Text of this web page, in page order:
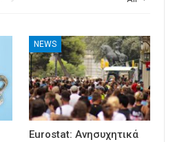
NEWS
Eurostat: Ανησυχητικά